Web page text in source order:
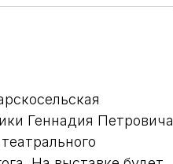
Геннадия Петровича